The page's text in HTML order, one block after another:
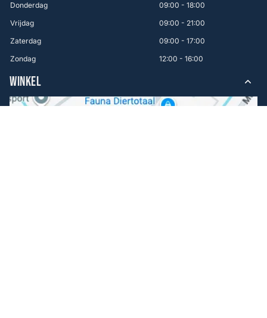
Donderdag
09:00 - 18:00
Vrijdag
09:00 - 21:00
Zaterdag
09:00 - 17:00
Zondag
12:00 - 16:00
WINKEL